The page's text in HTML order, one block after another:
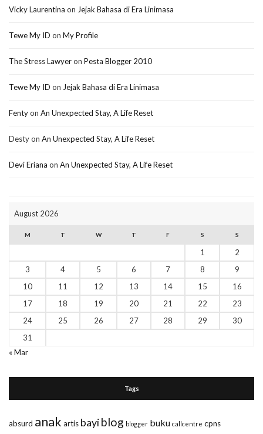
Vicky Laurentina on Jejak Bahasa di Era Linimasa
Tewe My ID on My Profile
The Stress Lawyeron Pesta Blogger 2010
Tewe My ID on Jejak Bahasa di Era Linimasa
Fentyon An Unexpected Stay, A Life Reset
Destyon An Unexpected Stay, A Life Reset
Devi Eriana on An Unexpected Stay, A Life Reset
August 2026
M T W T F S S
1
2
3
4 5 6 7 8
9
10
11 12 13 14 15
16
17
18 19 20 21 22
23
24
25 26 27 28 29
30
31
« Mar
Tags
absurd anak artis bayiblog blogger buku callcentre cpns